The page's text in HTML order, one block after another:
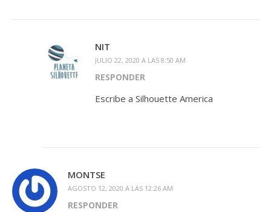
NIT
JULIO 22, 2020 A LAS 8:50 AM
RESPONDER
Escribe a Silhouette America
MONTSE
AGOSTO 12, 2020 A LAS 12:26 AM
RESPONDER